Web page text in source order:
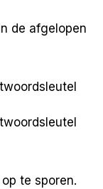
de afgelopen
te sporen.